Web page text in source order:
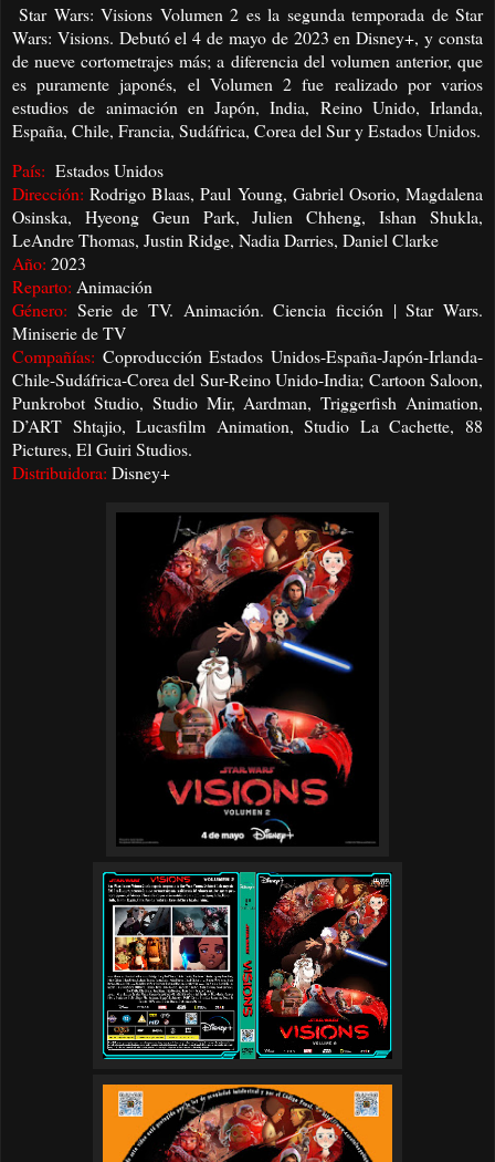
Star Wars: Visions Volumen 2 es la segunda temporada de Star
Wars: Visions. Debutó el 4 de mayo de 2023 en Disney+, y consta
de nueve cortometrajes más; a diferencia del volumen anterior, que
es puramente japonés, el Volumen 2 fue realizado por varios
estudios de animación en Japón, India, Reino Unido, Irlanda,
España, Chile, Francia, Sudáfrica, Corea del Sur y Estados Unidos.
País: Estados Unidos
Dirección: Rodrigo Blaas, Paul Young, Gabriel Osorio, Magdalena
Osinska, Hyeong Geun Park, Julien Chheng, Ishan Shukla,
LeAndre Thomas, Justin Ridge, Nadia Darries, Daniel Clarke
Año: 2023
Reparto: Animación
Género: Serie de TV. Animación. Ciencia ficción | Star Wars.
Miniserie de TV
Compañías: Coproducción Estados Unidos-España-Japón-Irlanda-
Chile-Sudáfrica-Corea del Sur-Reino Unido-India; Cartoon Saloon,
Punkrobot Studio, Studio Mir, Aardman, Triggerfish Animation,
D’ART Shtajio, Lucasfilm Animation, Studio La Cachette, 88
Pictures, El Guiri Studios.
Distribuidora: Disney+